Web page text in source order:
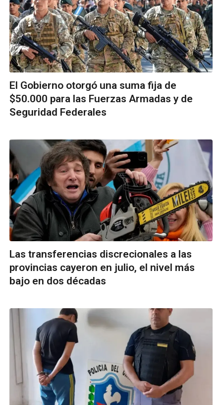
El Gobierno otorgó una suma fija de
$50.000 para las Fuerzas Armadas y de
Seguridad Federales
Las transferencias discrecionales a las
provincias cayeron en julio, el nivel más
bajo en dos décadas